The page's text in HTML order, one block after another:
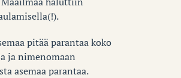
pitää parantaa koko
ja nimenomaan
asemaa parantaa.